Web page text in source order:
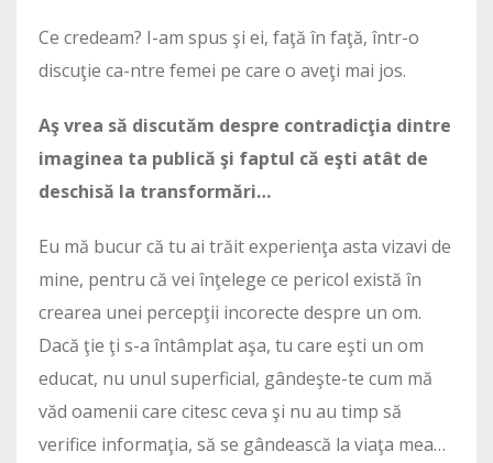
Ce credeam? I-am spus şi ei, faţă în faţă, într-o
discuţie ca-ntre femei pe care o aveţi mai jos.
Aş vrea să discutăm despre contradicţia dintre
imaginea ta publică şi faptul că eşti atât de
deschisă la transformări…
Eu mă bucur că tu ai trăit experienţa asta vizavi de
mine, pentru că vei înţelege ce pericol există în
crearea unei percepţii incorecte despre un om.
Dacă ţie ţi s-a întâmplat aşa, tu care eşti un om
educat, nu unul superficial, gândeşte-te cum mă
văd oamenii care citesc ceva şi nu au timp să
verifice informaţia, să se gândească la viaţa mea…